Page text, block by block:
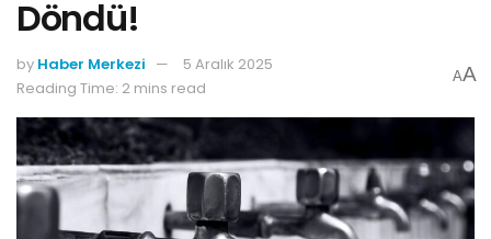
Döndü!
by Haber Merkezi
5 Aralık 2025
Reading Time: 2 mins read
AA